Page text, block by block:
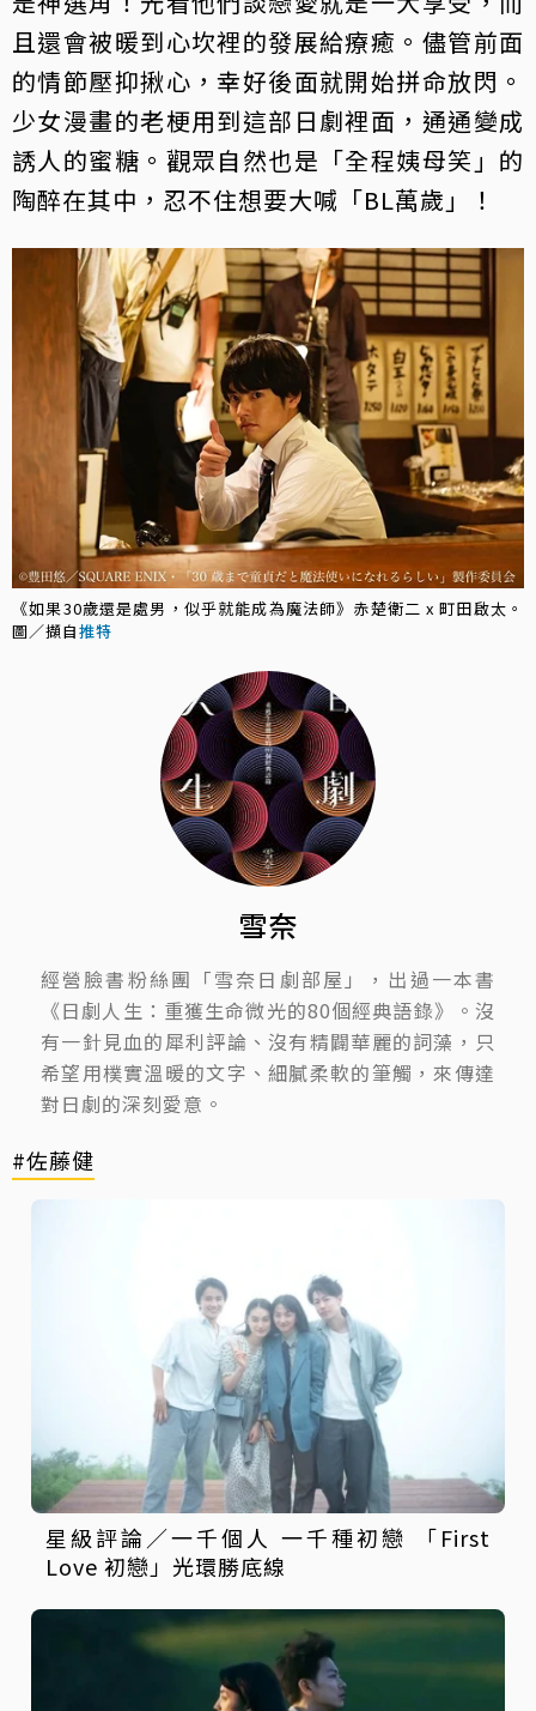
且還會被暖到心坎裡的發展給療癒。儘管前面
的情節壓抑揪心，幸好後面就開始拼命放閃。
少女漫畫的老梗用到這部日劇裡面，通通變成
誘人的蜜糖。觀眾自然也是「全程姨母笑」的
陶醉在其中，忍不住想要大喊「BL萬歲」！
《如果30歲還是處男，似乎就能成為魔法師》赤楚衛二 x 町田啟太。
圖／擷自推特
雪奈
經營臉書粉絲團「雪奈日劇部屋」，出過一本書
《日劇人生：重獲生命微光的80個經典語錄》。沒
有一針見血的犀利評論、沒有精闢華麗的詞藻，只
希望用樸實溫暖的文字、細膩柔軟的筆觸，來傳達
對日劇的深刻愛意。
#佐藤健
星級評論／一千個人 一千種初戀 「First
Love 初戀」光環勝底線